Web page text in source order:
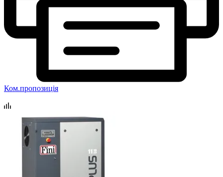
Ком.пропозиція